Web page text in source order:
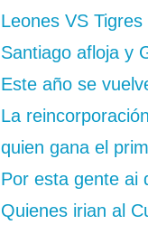
Leones VS Tigres
Santiago afloja y
Este año se
La
quien gana el
Por esta gente ai
Quienes irian al